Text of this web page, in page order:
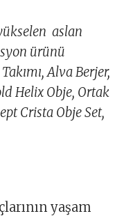
aslan
ürünü
Alva Berjer,
Helix Obje, Ortak
Crista Obje Set,
yaşam